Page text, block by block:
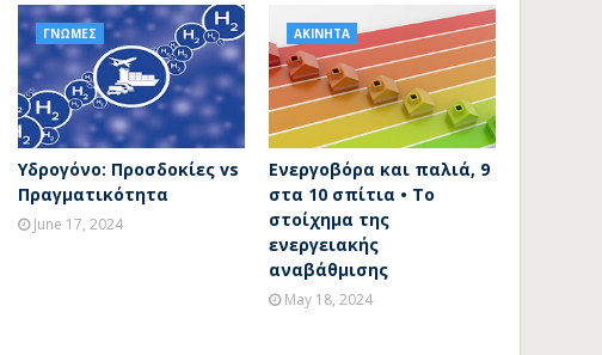
ΓΝΩΜΕΣ
Υδρογόνο: Προσδοκίες vs
Πραγματικότητα
June 17, 2024
ΑΚΙΝΗΤΑ
Ενεργοβόρα και παλιά, 9
στα 10 σπίτια • To
στοίχημα της
ενεργειακής
αναβάθμισης
May 18, 2024